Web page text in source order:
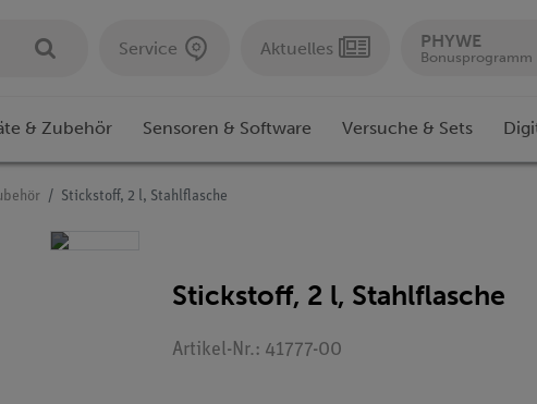
Service Aktuelles PHYWE
Bonusprogramm
& Zubehör Sensoren & Software Versuche & Sets
Stickstoff, 2 l, Stahlflasche
Stickstoff, 2 l, Stahlflasche
Artikel-Nr.: 41777-00